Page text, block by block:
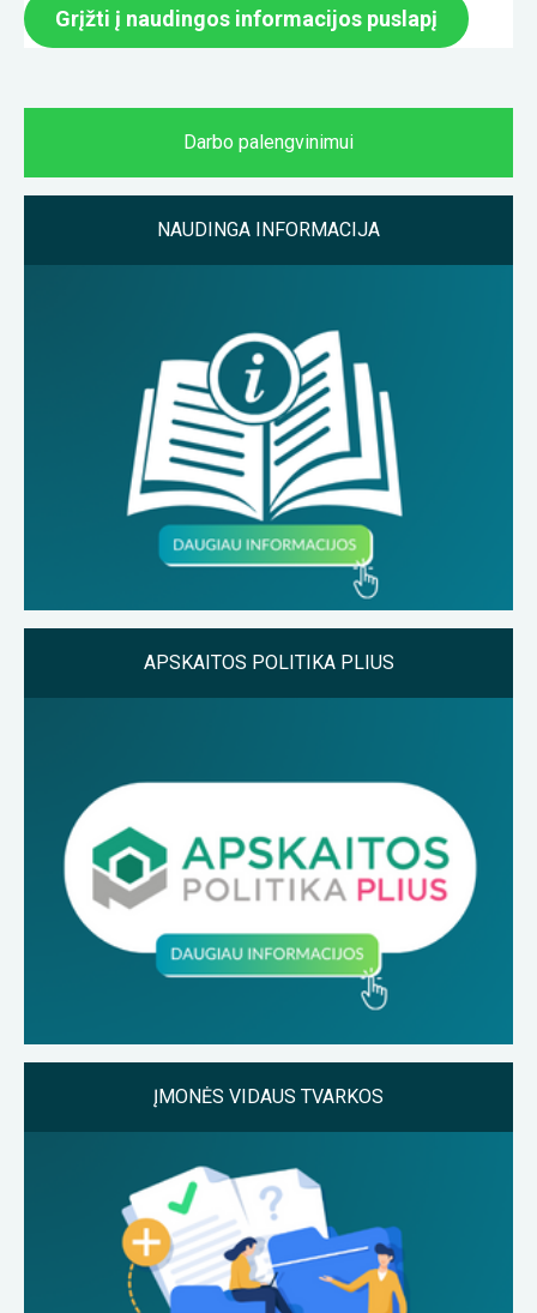
Grįžti į naudingos informacijos puslapį
Darbo palengvinimui
NAUDINGA INFORMACIJA
APSKAITOS POLITIKA PLIUS
ĮMONĖS VIDAUS TVARKOS